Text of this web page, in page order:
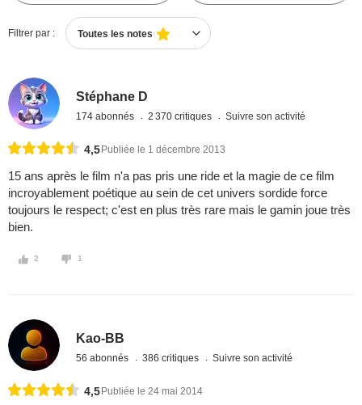
Filtrer par : Toutes les notes
Stéphane D
174 abonnés 2 370 critiques Suivre son activité
4,5 Publiée le 1 décembre 2013
15 ans après le film n'a pas pris une ride et la magie de ce film
incroyablement poétique au sein de cet univers sordide force
toujours le respect; c'est en plus très rare mais le gamin joue très
bien.
2 1
Kao-BB
56 abonnés 386 critiques Suivre son activité
4,5 Publiée le 24 mai 2014